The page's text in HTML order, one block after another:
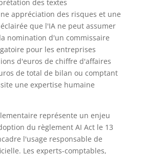
des textes
appréciation des risques et une
que l'IA ne peut assumer
nomination d'un commissaire
pour les entreprises
d'euros de chiffre d'affaires
de total de bilan ou comptant
une expertise humaine
représente un enjeu
du règlement AI Act le 13
l'usage responsable de
Les experts-comptables,